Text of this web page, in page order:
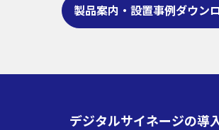
製品案内・設置事例ダウン
デジタルサイネージの導